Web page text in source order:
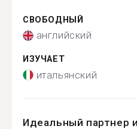
СВОБОДНЫЙ
английский
ИЗУЧАЕТ
итальянский
Идеальный партнер